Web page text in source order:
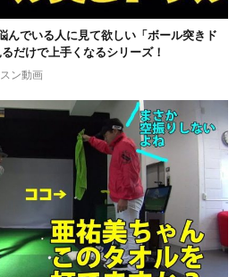
んでいる人に見て欲しい「ボール突きド
だけで上手くなるシリーズ！
ン動画